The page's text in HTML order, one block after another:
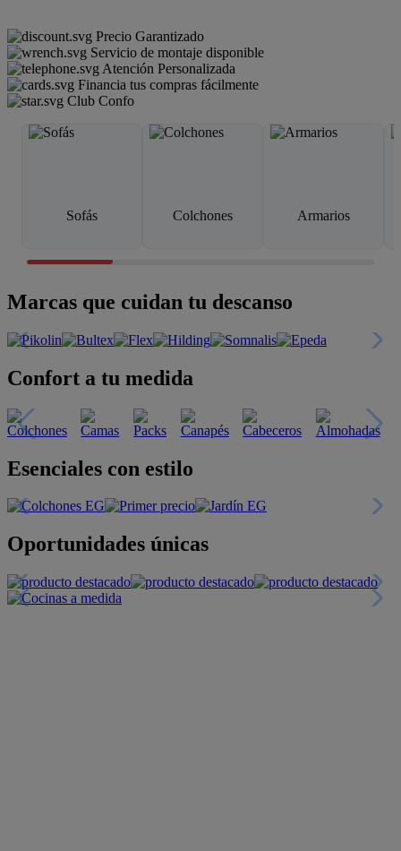
Precio Garantizado
Servicio de montaje disponible
Atención Personalizada
Financia tus compras fácilmente
Club Confo
Sofás Colchones Armarios
Marcas que cuidan tu descanso
Confort a tu medida
Esenciales con estilo
Oportunidades únicas